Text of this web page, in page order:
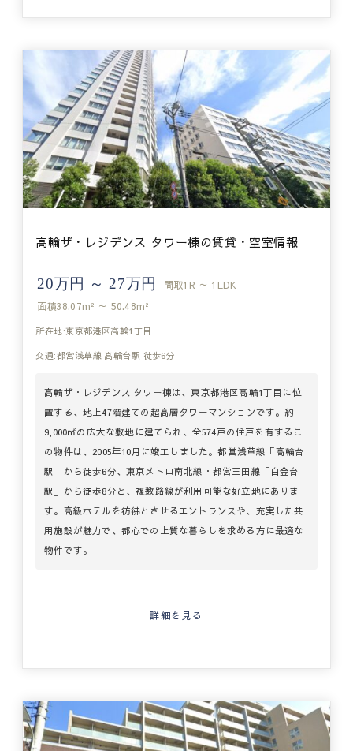
高輪ザ・レジデンス タワー棟の賃貸・空室情報
20万円 ～ 27万円 間取1R ～ 1LDK
面積38.07m² ～ 50.48m²
所在地:東京都港区高輪1丁目
交通:都営浅草線 高輪台駅 徒歩6分
高輪ザ・レジデンス タワー棟は、東京都港区高輪1丁目に位
置する、地上47階建ての超高層タワーマンションです。​約
9,000㎡の広大な敷地に建てられ、全574戸の住戸を有するこ
の物件は、2005年10月に竣工しました。​都営浅草線「高輪台
駅」から徒歩6分、東京メトロ南北線・都営三田線「白金台
駅」から徒歩8分と、複数路線が利用可能な好立地にありま
す。​高級ホテルを彷彿とさせるエントランスや、充実した共
用施設が魅力で、都心での上質な暮らしを求める方に最適な
物件です。​
詳細を見る